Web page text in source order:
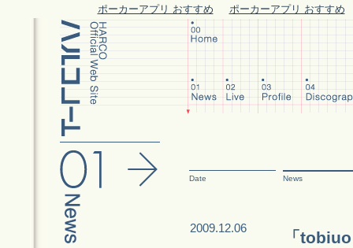
ポーカーアプリ おすすめ ポーカーアプリ おすすめ
Date News
2009.12.06
「